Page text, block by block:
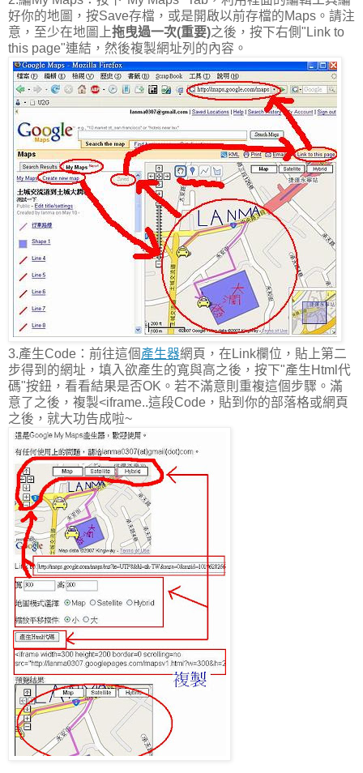
好你的地圖，按Save存檔，或是開啟以前存檔的Maps。請注
意，至少在地圖上拖曳過一次(重要)之後，按下右側"Link to
this page"連結，然後複製網址列的內容。
3.產生Code：前往這個 產生器網頁，在Link欄位，貼上第二
步得到的網址，填入欲產生的寬與高之後，按下"產生Html代
碼"按鈕，看看結果是否OK。若不滿意則重複這個步驟。滿
意了之後，複製<iframe..這段Code，貼到你的部落格或網頁
之後，就大功告成啦~